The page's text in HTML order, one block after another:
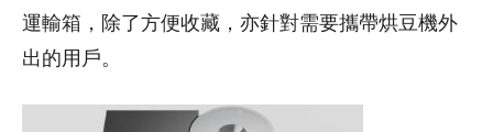
運輸箱，除了方便收藏，亦針對需要攜帶烘豆機外
出的用戶。